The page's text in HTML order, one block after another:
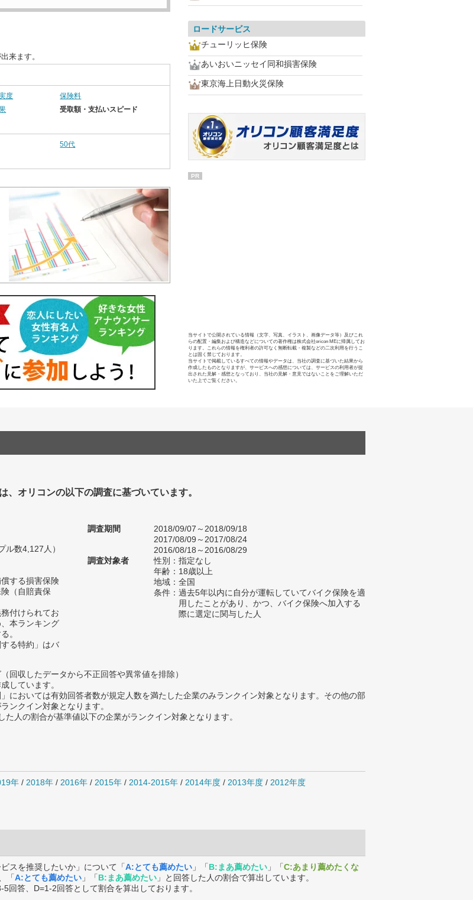
来ます。
度
保険料
受取額・支払いスピード
50代
ロードサービス
チューリッヒ保険
あいおいニッセイ同和損害保険
東京海上日動火災保険
PR
当サイトで公開されている情報（文字、写真、イラスト、画像データ等）及びこれ
らの配置・編集および構造などについての著作権は株式会社oricon MEに帰属してお
ります。これらの情報を権利者の許可なく無断転載・複製などの二次利用を行うこ
とは固く禁じております。
当サイトで掲載しているすべての情報やデータは、当社の調査に基づいた結果から
作成したものとなりますが、サービスへの感想については、サービスの利用者が提
出された見解・感想となっており、当社の見解・意見ではないことをご理解いただ
いた上でご覧ください。
、オリコンの以下の調査に基づいています。
ル数4,127人）
する損害保険
（自賠責保
付けられてお
本ランキング
。
る特約」はバ
調査期間
2018/09/07～2018/09/18
2017/08/09～2017/08/24
2016/08/18～2016/08/29
調査対象者
性別：指定なし
年齢：18歳以上
地域：全国
条件：過去5年以内に自分が運転していてバイク保険を適
用したことがあり、かつ、バイク保険へ加入する
際に選定に関与した人
回収したデータから不正回答や異常値を排除）
しています。
においては有効回答者数が規定人数を満たした企業のみランクイン対象となります。その他の部
ンクイン対象となります。
人の割合が基準値以下の企業がランクイン対象となります。
年 / 2018年 / 2016年 / 2015年 / 2014-2015年 / 2014年度 / 2013年度 / 2012年度
スを推奨したいか」について「A:とても薦めたい 」「B:まあ薦めたい 」「C:あまり薦めたくな
「A:とても薦めたい 」「B:まあ薦めたい 」と回答した人の割合で算出しています。
答、D=1-2回答として割合を算出しております。